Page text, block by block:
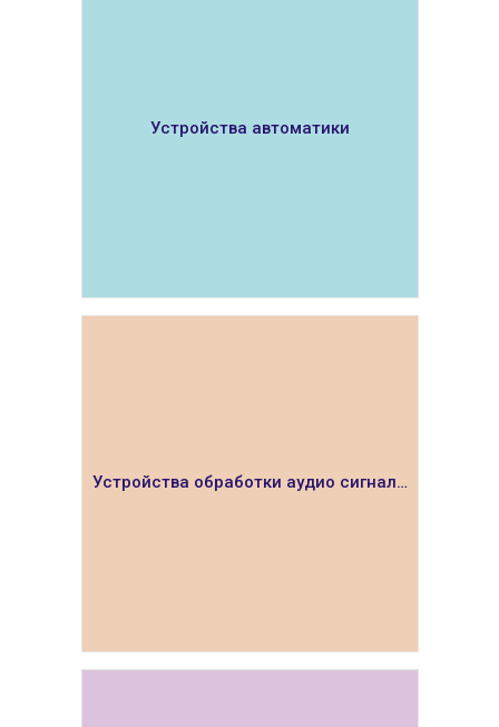
Устройства автоматики
Устройства обработки аудио сигналов